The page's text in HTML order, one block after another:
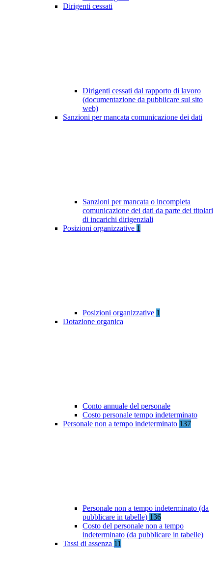
Dirigenti cessati
Dirigenti cessati dal rapporto di lavoro
(documentazione da pubblicare sul sito
web)
Sanzioni per mancata comunicazione dei dati
Sanzioni per mancata o incompleta
comunicazione dei dati da parte dei titolari
di incarichi dirigenziali
Posizioni organizzative 1
Posizioni organizzative 1
Dotazione organica
Conto annuale del personale
Costo personale tempo indeterminato
Personale non a tempo indeterminato 137
Personale non a tempo indeterminato (da
pubblicare in tabelle) 136
Costo del personale non a tempo
indeterminato (da pubblicare in tabelle)
Tassi di assenza 11